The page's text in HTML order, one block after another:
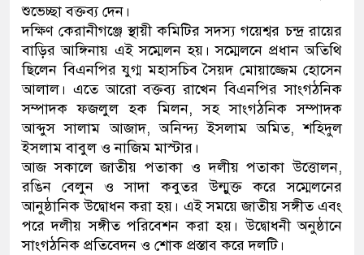
শুভেচ্ছা বক্তব্য দেন।
দক্ষিণ কেরানীগঞ্জে স্থায়ী কমিটির সদস্য গয়েশ্বর চন্দ্র রায়ের
বাড়ির আঙ্গিনায় এই সম্মেলন হয়। সম্মেলনে প্রধান অতিথি
ছিলেন বিএনপির যুগ্ম মহাসচিব সৈয়দ মোয়াজ্জেম হোসেন
আলাল। এতে আরো বক্তব্য রাখেন বিএনপির সাংগঠনিক
সম্পাদক ফজলুল হক মিলন, সহ সাংগঠনিক সম্পাদক
আব্দুস সালাম আজাদ, অনিন্দ্য ইসলাম অমিত, শহিদুল
ইসলাম বাবুল ও নাজিম মাস্টার।
আজ সকালে জাতীয় পতাকা ও দলীয় পতাকা উত্তোলন,
রঙিন বেলুন ও সাদা কবুতর উন্মুক্ত করে সম্মেলনের
আনুষ্ঠানিক উদ্বোধন করা হয়। এই সময়ে জাতীয় সঙ্গীত এবং
পরে দলীয় সঙ্গীত পরিবেশন করা হয়। উদ্বোধনী অনুষ্ঠানে
সাংগঠনিক প্রতিবেদন ও শোক প্রস্তাব করে দলটি।